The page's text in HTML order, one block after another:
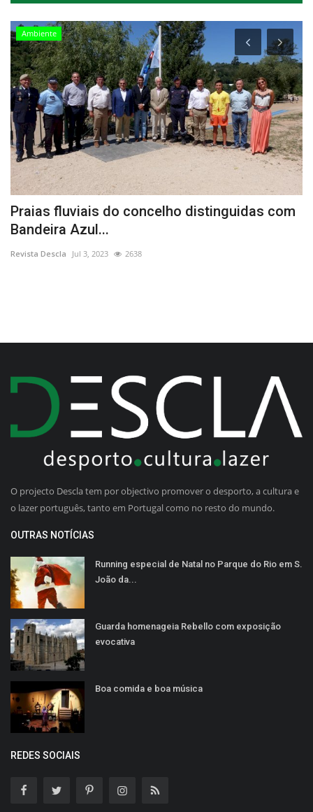
Ambiente
Praias fluviais do concelho distinguidas com
Bandeira Azul...
Revista Descla Jul 3, 2023 2638
O projecto Descla tem por objectivo promover o desporto, a cultura e
o lazer português, tanto em Portugal como no resto do mundo.
OUTRAS NOTÍCIAS
Running especial de Natal no Parque do Rio em S.
João da...
Guarda homenageia Rebello com exposição
evocativa
Boa comida e boa música
REDES SOCIAIS